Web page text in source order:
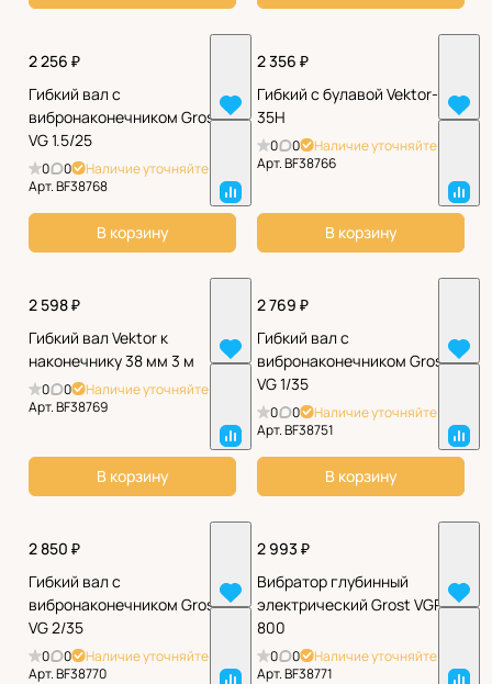
2 256 ₽
Гибкий вал с
вибронаконечником Grost
VG 1.5/25
0 0
Наличие уточняйте
Арт.BF38768
В корзину
2 356 ₽
Гибкий с булавой Vektor-
35H
0 0
Наличие уточняйте
Арт.BF38766
В корзину
2 598 ₽
Гибкий вал Vektor к
наконечнику 38 мм 3 м
0 0
Наличие уточняйте
Арт.BF38769
В корзину
2 769 ₽
Гибкий вал с
вибронаконечником Grost
VG 1/35
0 0
Наличие уточняйте
Арт.BF38751
В корзину
2 850 ₽
Гибкий вал с
вибронаконечником Grost
VG 2/35
0 0
Наличие уточняйте
Арт.BF38770
2 993 ₽
Вибратор глубинный
электрический Grost VGP
800
0 0
Наличие уточняйте
Арт.BF38771